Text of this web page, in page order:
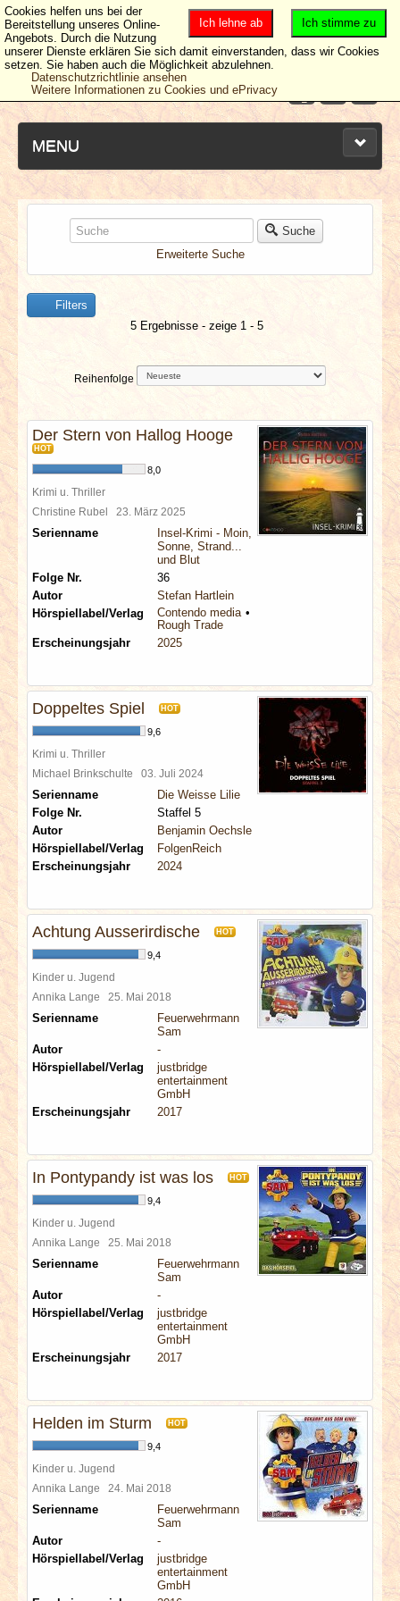
MENU
NEUESTE ARTIKEL
NEWS & DATES
BERICHTE
VERLOSUNGEN
SPECIALS
REDAKTION
ARCHIV
Suche
Erweiterte Suche
Filters
5 Ergebnisse - zeige 1 - 5
Reihenfolge
Der Stern von Hallog Hooge
HOT
8,0
Krimi u. Thriller
Christine Rubel 23. März 2025
Serienname
Insel-Krimi - Moin,
Sonne, Strand...
und Blut
Folge Nr.
36
Autor
Stefan Hartlein
Hörspiellabel/Verlag
Contendo media
Rough Trade
Erscheinungsjahr
2025
Doppeltes Spiel HOT
9,6
Krimi u. Thriller
Michael Brinkschulte 03. Juli 2024
Serienname
Die Weisse Lilie
Folge Nr.
Staffel 5
Autor
Benjamin Oechsle
Hörspiellabel/Verlag
FolgenReich
Erscheinungsjahr
2024
Achtung Ausserirdische HOT
9,4
Kinder u. Jugend
Annika Lange 25. Mai 2018
Serienname
Feuerwehrmann
Sam
Autor
-
Hörspiellabel/Verlag
justbridge
entertainment
GmbH
Erscheinungsjahr
2017
In Pontypandy ist was los HOT
9,4
Kinder u. Jugend
Annika Lange 25. Mai 2018
Serienname
Feuerwehrmann
Sam
Autor
-
Hörspiellabel/Verlag
justbridge
entertainment
GmbH
Erscheinungsjahr
2017
Helden im Sturm HOT
9,4
Kinder u. Jugend
Annika Lange 24. Mai 2018
Serienname
Feuerwehrmann
Sam
Autor
-
Hörspiellabel/Verlag
justbridge
entertainment
GmbH
Ich stimme zu
Ich lehne ab
Cookies helfen uns bei der
Bereitstellung unseres Online-
Angebots. Durch die Nutzung
unserer Dienste erklären Sie sich damit einverstanden, dass wir Cookies
setzen. Sie haben auch die Möglichkeit abzulehnen.
Datenschutzrichtlinie ansehen
Weitere Informationen zu Cookies und ePrivacy